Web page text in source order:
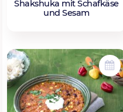
Shakshuka mit Schafkäse
und Sesam